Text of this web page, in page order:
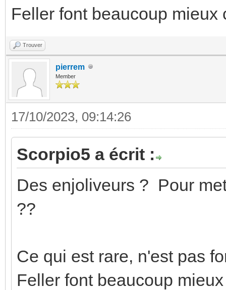
Feller font beaucoup mieux
Trouver
pierrem
Member
17/10/2023, 09:14:26
Scorpio5 a écrit :
Des enjoliveurs ? Pour
??
Ce qui est rare, n'est pas
Feller font beaucoup